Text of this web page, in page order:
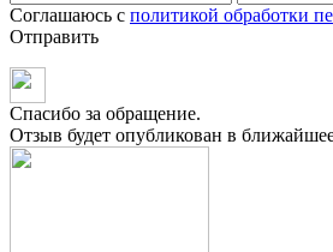
Соглашаюсь с политикой обработки
Отправить
Спасибо за обращение.
Отзыв будет опубликован в